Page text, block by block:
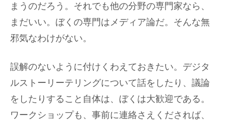
まうのだろう。それでも他の分野の専門家なら、
まだいい。ぼくの専門はメディア論だ。そんな無
邪気なわけがない。
誤解のないように付けくわえておきたい。デジタ
ルストーリーテリングについて話をしたり、議論
をしたりすること自体は、ぼくは大歓迎である。
ワークショップも、事前に連絡さえくだされば、